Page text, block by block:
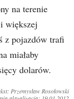
na terenie
większej
z pojazdów trafi
miałaby
dolarów.
Przemysław Rosołowski